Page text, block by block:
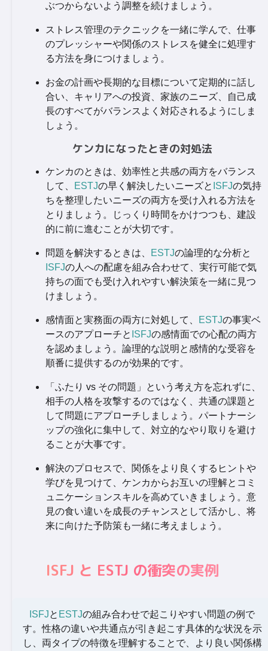
ぶつからないよう調整を続けましょう。
ストレス管理のテクニックを一緒に学んで、仕事
のプレッシャーや関係のストレスを健全に処理す
る方法を身につけましょう。
お金の計画や長期的な目標について定期的に話し
合い、キャリアへの投資、家族のニーズ、自己成
長のすべてがバランスよく対応されるようにしま
しょう。
ケンカになったときの対処法
ケンカのときは、効率性と共感の両方をバランス
して、
ESTJの早く解決したいニーズと ISFJの気持
ちを整理したいニーズの両方を受け入れる方法を
とりましょう。じっくり時間をかけつつも、建設
的に前に進むことが大切です。
問題を解決するときは、 ESTJの論理的な分析と
ISFJの人への配慮を組み合わせて、実行可能で気
持ちの面でも受け入れやすい解決策を一緒に見つ
けましょう。
感情面と実務面の両方に対処して、 ESTJの事実ベ
ースのアプローチと ISFJの感情面での心配の両方
を認めましょう。論理的な説明と感情的な受容を
順番に提供するのが効果的です。
「ふたり vs その問題」という考え方を忘れずに、
相手の人格を攻撃するのではなく、共通の課題と
して問題にアプローチしましょう。パートナーシ
ップの強化に集中して、対立的なやり取りを避け
ることが大事です。
解決のプロセスで、関係をより良くするヒントや
学びを見つけて、ケンカからお互いの理解とコミ
ュニケーションスキルを高めていきましょう。意
見の食い違いを成長のチャンスとして活かし、将
来に向けた予防策も一緒に考えましょう。
ISFJ と ESTJ の衝突の実例
ISFJと ESTJの組み合わせで起こりやすい問題の例で
す。性格の違いや共通点が引き起こす具体的な状況を示
し、両タイプの特徴を理解することで、より良い関係構